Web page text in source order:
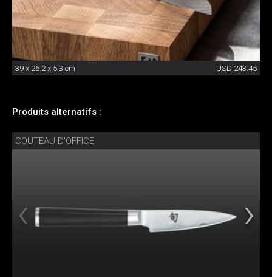
39 x 26.2 x 5.3 cm USD 243.45
Produits alternatifs :
COUTEAU D'OFFICE